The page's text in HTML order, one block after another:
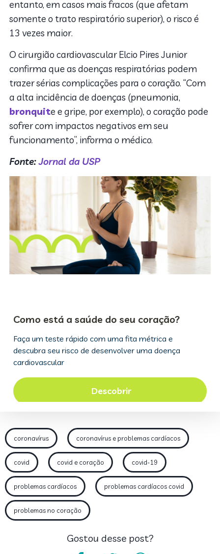
entanto, em casos mais fracos (que afetam
somente o trato respiratório superior), o risco é
13 vezes maior.
O cirurgião cardiovascular Elcio Pires Junior
confirma que as doenças respiratórias podem
trazer sérias complicações para o coração. “Com
a alta incidência de doenças (pneumonia,
bronquite e gripe, por exemplo), o coração pode
sofrer com impactos negativos em seu
funcionamento”, informa o médico.
Fonte:Jornal da USP
coronavírus coronavírus e problemas cardíacos
covid covid e coração covid-19
problemas cardíacos problemas cardíacos covid
problemas no coração
Gostou desse post?